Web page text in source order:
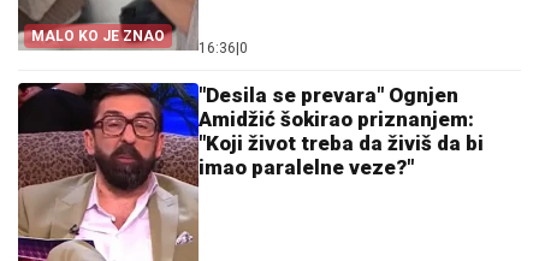
MALO KO JE ZNAO
16:36|0
"Desila se prevara" Ognjen
Amidžić šokirao priznanjem:
"Koji život treba da živiš da bi
imao paralelne veze?"